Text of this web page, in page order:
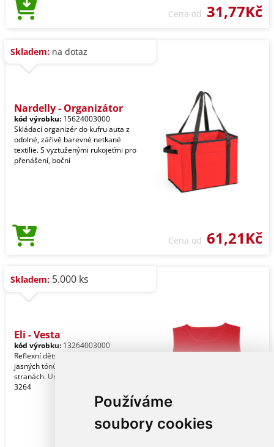
Používáme
soubory cookies
Cena od 31,77Kč
Skladem: na dotaz
Nardelly - Organizátor
kód výrobku: 15624003000
Skládací organizér do kufru auta z
odolné, zářivě barevné netkané
textilie. S vyztuženými rukojeťmi pro
přenášení, boční
Cena od 61,21Kč
Skladem: 5.000 ks
Eli - Vesta
kód výrobku: 13264003000
Reflexní dětský bryndák v široké škále
jasných tónů. S gumičkami po
stranách. Univerzální velikost. Ref.:
3264